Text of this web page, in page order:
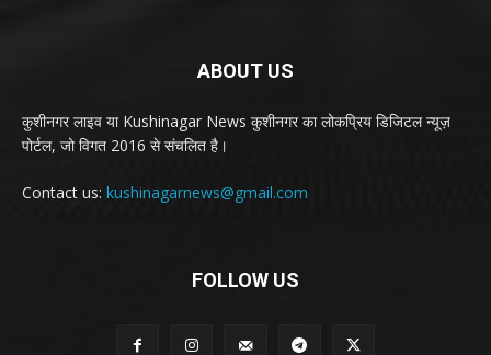
ABOUT US
कुशीनगर लाइव या Kushinagar News कुशीनगर का लोकप्रिय डिजिटल न्यूज़
पोर्टल, जो विगत 2016 से संचलित है।
Contact us: kushinagarnews@gmail.com
FOLLOW US